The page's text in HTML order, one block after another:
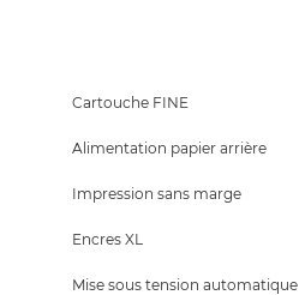
Cartouche FINE
Alimentation papier arrière
Impression sans marge
Encres XL
Mise sous tension automatique